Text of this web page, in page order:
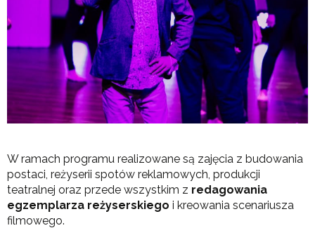
W ramach programu realizowane są zajęcia z budowania
postaci, reżyserii spotów reklamowych, produkcji
teatralnej oraz przede wszystkim z redagowania
egzemplarza reżyserskiego i kreowania scenariusza
filmowego.